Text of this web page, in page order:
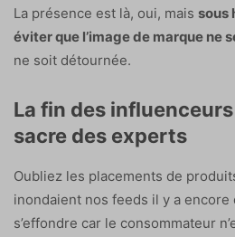
La présence est là, oui, mais sous
éviter que l’image de marque ne
ne soit détournée.
La fin des
sacre des experts
Oubliez les placements de
inondaient nos feeds il y a encore
s’effondre car le consommateur